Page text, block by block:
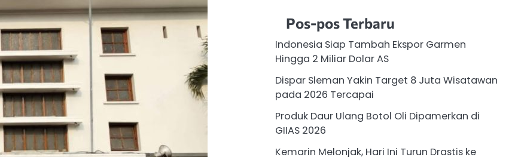
Pos-pos Terbaru
Indonesia Siap Tambah Ekspor Garmen
Hingga 2 Miliar Dolar AS
Dispar Sleman Yakin Target 8 Juta Wisatawan
pada 2026 Tercapai
Produk Daur Ulang Botol Oli Dipamerkan di
GIIAS 2026
Kemarin Melonjak, Hari Ini Turun Drastis ke